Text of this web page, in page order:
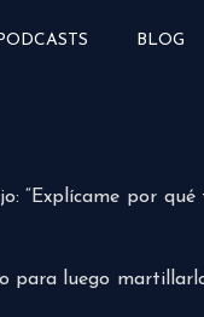
BLOG
“Explícame por qué
para luego